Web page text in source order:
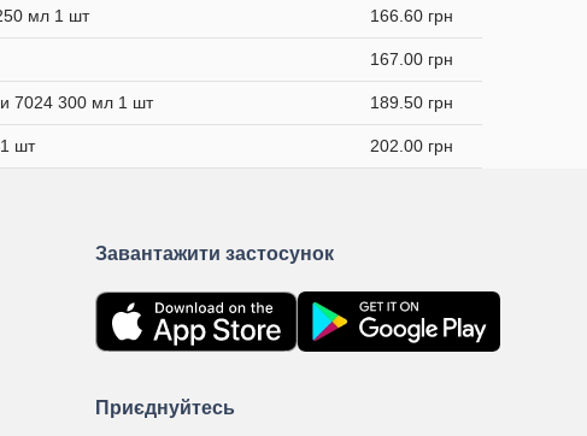
мл 1 шт 166.60 грн
167.00 грн
7024 300 мл 1 шт 189.50 грн
шт 202.00 грн
Завантажити застосунок
Приєднуйтесь